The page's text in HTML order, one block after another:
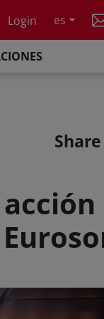
Login es
Share